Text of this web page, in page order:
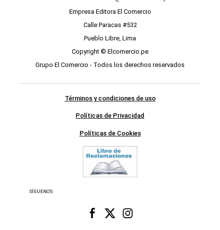
Empresa Editora El Comercio
Calle Paracas #532
Pueblo Libre, Lima
Copyright © Elcomercio.pe
Grupo El Comercio - Todos los derechos reservados
Términos y condiciones de uso
Políticas de Privacidad
Políticas de Cookies
SÍGUENOS